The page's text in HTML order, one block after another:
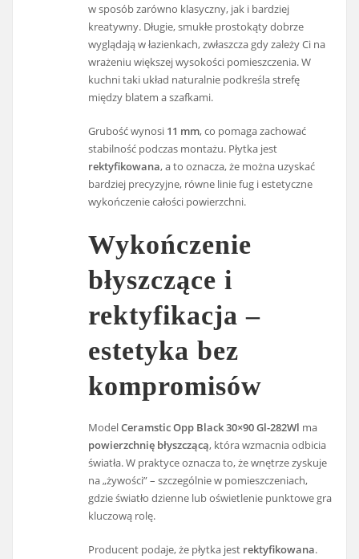
w sposób zarówno klasyczny, jak i bardziej
kreatywny. Długie, smukłe prostokąty dobrze
wyglądają w łazienkach, zwłaszcza gdy zależy Ci na
wrażeniu większej wysokości pomieszczenia. W
kuchni taki układ naturalnie podkreśla strefę
między blatem a szafkami.
Grubość wynosi 11 mm, co pomaga zachować
stabilność podczas montażu. Płytka jest
rektyfikowana, a to oznacza, że można uzyskać
bardziej precyzyjne, równe linie fug i estetyczne
wykończenie całości powierzchni.
Wykończenie
błyszczące i
rektyfikacja –
estetyka bez
kompromisów
ModelCeramstic Opp Black 30×90 Gl-282Wl ma
powierzchnię błyszczącą, która wzmacnia odbicia
światła. W praktyce oznacza to, że wnętrze zyskuje
na „żywości” – szczególnie w pomieszczeniach,
gdzie światło dzienne lub oświetlenie punktowe gra
kluczową rolę.
Producent podaje, że płytka jest rektyfikowana.